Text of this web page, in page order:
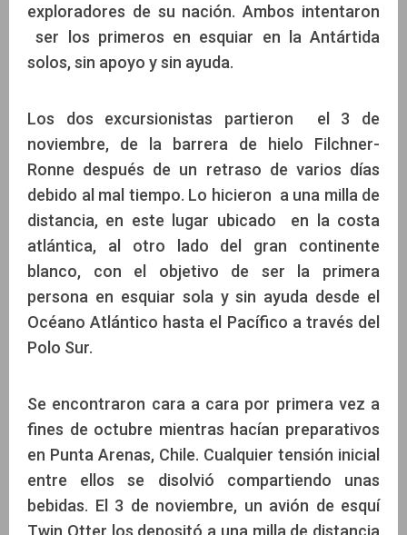
exploradores de su nación. Ambos intentaron
ser los primeros en esquiar en la Antártida
solos, sin apoyo y sin ayuda.
Los dos excursionistas partieron el 3 de
noviembre, de la barrera de hielo Filchner-
Ronne después de un retraso de varios días
debido al mal tiempo. Lo hicieron a una milla de
distancia, en este lugar ubicado en la costa
atlántica, al otro lado del gran continente
blanco, con el objetivo de ser la primera
persona en esquiar sola y sin ayuda desde el
Océano Atlántico hasta el Pacífico a través del
Polo Sur.
Se encontraron cara a cara por primera vez a
fines de octubre mientras hacían preparativos
en Punta Arenas, Chile. Cualquier tensión inicial
entre ellos se disolvió compartiendo unas
bebidas. El 3 de noviembre, un avión de esquí
Twin Otter los depositó a una milla de distancia